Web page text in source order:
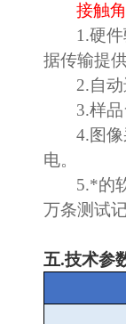
接触
1.硬
据传输提
2.自
3.样
4.图
电。
5.*的
万条测试
五.技术参